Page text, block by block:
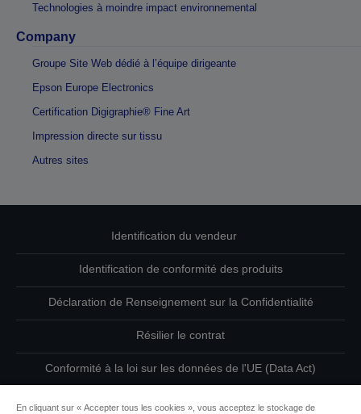
Technologies à moindre impact environnemental
Company
Groupe Site Web dédié à l’équipe dirigeante
Epson Europe Electronics
Certification Digigraphie® Fine Art
Impression directe sur tissu
Autres sites
Identification du vendeur
Identification de conformité des produits
Déclaration de Renseignement sur la Confidentialité
Résilier le contrat
Conformité à la loi sur les données de l'UE (Data Act)
En cliquant sur « Accepter tous les cookies », vous acceptez le stockage de